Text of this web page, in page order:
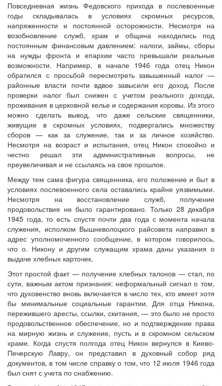
Повседневная жизнь Федовского прихода в послевоенные
годы складывалась в условиях скромных ресурсов,
напряженности и постоянной осторожности. Несмотря на
возобновление служб, храм и община находились под
постоянным финансовым давлением: налоги, займы, сборы
на нужды фронта и епархии часто превышали реальные
возможности. Например, в начале 1946 года отец Никон
обратился с просьбой пересмотреть завышенный налог —
районные власти почти вдвое завысили его доход. После
проверки налог был снижен с учетом реального дохода,
проживания в церковной келье и содержания коровы. Из этого
можно сделать вывод, что даже сельские священники,
живущие в скромных условиях, подвергались множеству
сборов — как за служение, так и за личное хозяйство.
Несмотря на возраст и испытания, отец Никон спокойно и
честно решал эти административные вопросы, не
преувеличивая и не ссылаясь на свое прошлое.
Между тем сама фигура священника, его положение и быт в
условиях послевоенного села оставались крайне уязвимыми.
Несмотря на восстановление служб, получение
продовольствия не было гарантировано. Только 28 декабря
1945 года, то есть спустя почти два года с момента начала
служения, исполком Вышневолоцкого райсовета направил в
адрес уполномоченного сообщение, в котором говорилось,
что о. Никону и другим служащим храма даны указания о
выдаче хлебных карточек.
Этот простой факт — получение хлебных талонов — стал, по
сути, важным актом признания: неформальный сигнал о том,
что духовенство вновь включается в число тех, кто имеет хотя
бы минимальные социальные гарантии. Для отца Никона,
пережившего аресты, ссылки, скитания, — это было не просто
продовольственное обеспечение, но и подтверждение права
на мирную жизнь и служение, пусть и в скромном сельском
храме. Когда спустя полгода отец Никон вернулся в Киево-
Печерскую Лавру, он представил в духовный собор ряд
документов, в том числе справку о том, что 12 июля 1946 года
был снят с учета по снабжению.